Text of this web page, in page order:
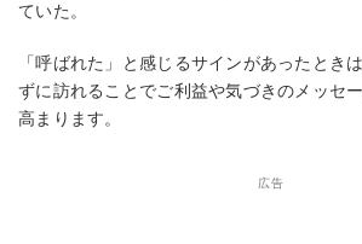
ていた。
「呼ばれた」と感じるサインがあったとき
ずに訪れることでご利益や気づきのメッセ
高まります。
広告